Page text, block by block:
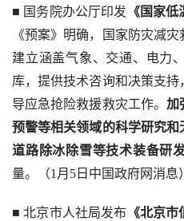
■ 国务院办公厅印发 《国家
《预案》明确，国家防灾减
建立涵盖气象、交通、电力
库，提供技术咨询和决策支
导应急抢险救援救灾工作。 加
预警等相关领域的科学研究和
道路除冰除雪等技术装备研发
量。（1月5日中国政府网消息）
■ 北京市人社局发布 《北京